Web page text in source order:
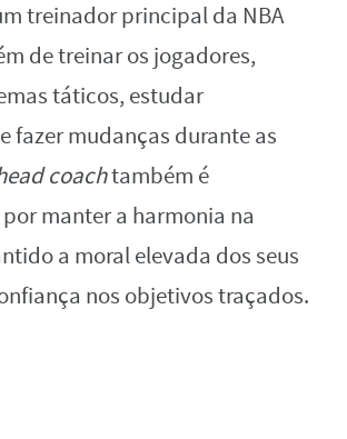
treinador principal da NBA
de treinar os jogadores,
táticos, estudar
fazer mudanças durante as
coachtambém é
manter a harmonia na
a moral elevada dos seus
nos objetivos traçados.